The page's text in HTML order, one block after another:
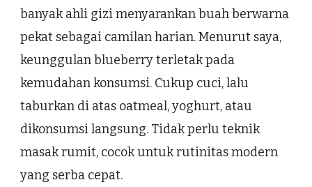
banyak ahli gizi menyarankan buah berwarna
pekat sebagai camilan harian. Menurut saya,
keunggulan blueberry terletak pada
kemudahan konsumsi. Cukup cuci, lalu
taburkan di atas oatmeal, yoghurt, atau
dikonsumsi langsung. Tidak perlu teknik
masak rumit, cocok untuk rutinitas modern
yang serba cepat.